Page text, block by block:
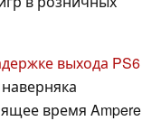
выхода PS6
время Ampere